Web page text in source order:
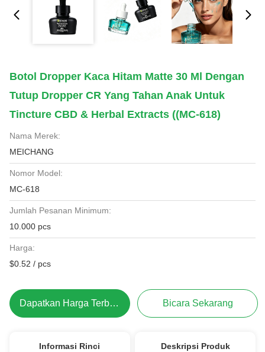
Botol Dropper Kaca Hitam Matte 30 Ml Dengan
Tutup Dropper CR Yang Tahan Anak Untuk
Tincture CBD & Herbal Extracts ((MC-618)
Nama Merek:
MEICHANG
Nomor Model:
MC-618
Jumlah Pesanan Minimum:
10.000 pcs
Harga:
$0.52 / pcs
Dapatkan Harga Terbaik Bicara Sekarang
Informasi Rinci Deskripsi Produk